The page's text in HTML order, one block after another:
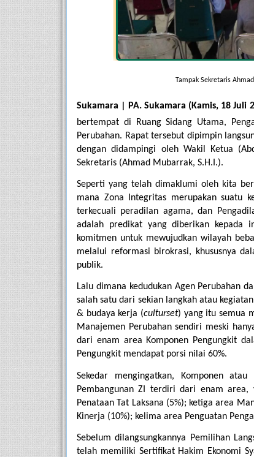
Tampak Sekretaris
Sukamara | PA. Sukamara (Kamis, 18 Juli
bertempat di Ruang Sidang Utama,
Perubahan. Rapat tersebut dipimpin
dengan didampingi oleh Wakil Ketua
Sekretaris (Ahmad Mubarrak, S.H.I.).
Seperti yang telah dimaklumi oleh kita
mana Zona Integritas merupakan suatu
terkecuali peradilan agama, dan
adalah predikat yang diberikan kepada
komitmen untuk mewujudkan wilayah
melalui reformasi birokrasi, khususnya
publik.
Lalu dimana kedudukan Agen Perubahan
salah satu dari sekian langkah atau
& budaya kerja (culturset) yang itu semua
Manajemen Perubahan sendiri meski
dari enam area Komponen Pengungkit
Pengungkit mendapat porsi nilai 60%.
Sekedar mengingatkan, Komponen
Pembangunan ZI terdiri dari enam
Penataan Tat Laksana (5%); ketiga area
Kinerja (10%); kelima area Penguatan
Sebelum dilangsungkannya Pemilihan
telah memiliki Sertifikat Hakim Ekonomi